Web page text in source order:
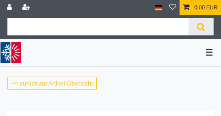
0,00 EUR
☰
<< zurück zur Artikel-Übersicht